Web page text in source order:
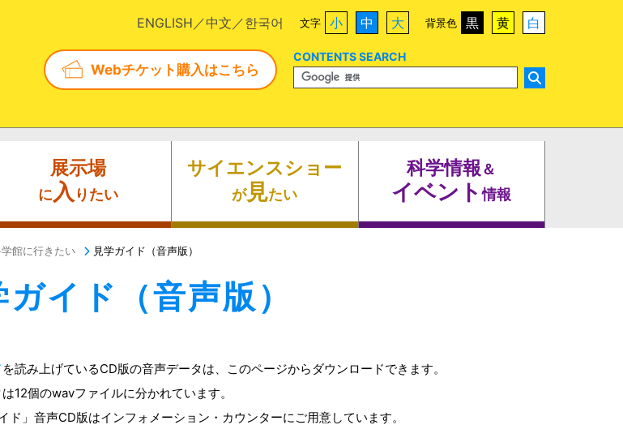
ENGLISH 中文 한국어 文字 小 中 大 背景色 黒 黄 白
Webチケット購入はこちら
CONTENTS SEARCH
展示場
に入 りたい
サイエンスショー
が見たい
科学情報＆
イベント情報
館に行きたい 見学ガイド（音声版）
ガイド（音声版）
を読み上げているCD版の音声データは、このページからダウンロードできます。
12個のwavファイルに分かれています。
ド」音声CD版はインフォメーション・カウンターにご用意しています。